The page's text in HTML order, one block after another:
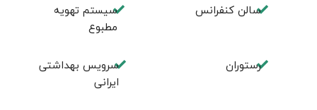
سالن کنفرانس
سیستم تهویه
مطبوع
رستوران
سرویس بهداشتی
ایرانی